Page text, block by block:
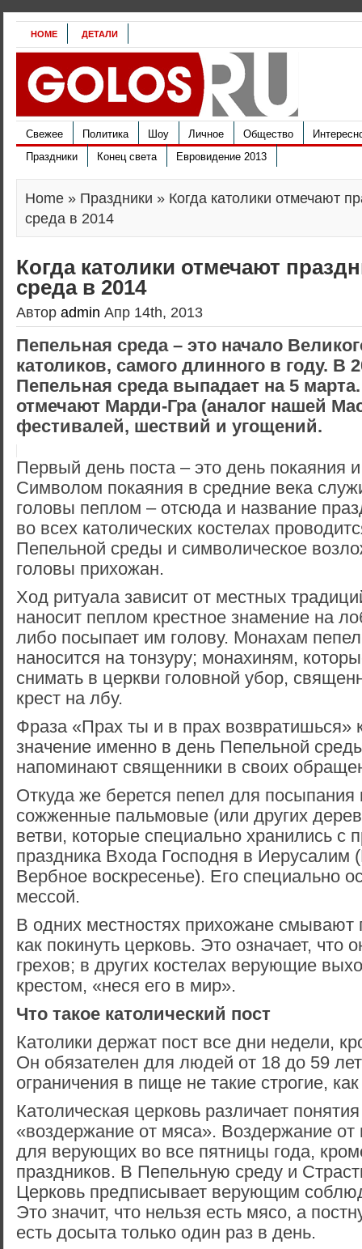
HOME ДЕТАЛИ
Свежее Политика Шоу Личное Общество
Праздники
Конец света Евровидение 2013
Home » Праздники » Когда католики отмечают
среда в 2014
Когда католики отмечают
среда в 2014
Автор admin Апр 14th, 2013
Пепельная среда – это начало
католиков, самого длинного в году. В
Пепельная среда выпадает на 5
отмечают Марди-Гра (аналог нашей
фестивалей, шествий и угощений.
Первый день поста – это день покаяния
Символом покаяния в средние века
головы пеплом – отсюда и название
во всех католических костелах
Пепельной среды и символическое
головы прихожан.
Ход ритуала зависит от местных
наносит пеплом крестное знамение на
либо посыпает им голову. Монахам
наносится на тонзуру; монахиням,
снимать в церкви головной убор,
крест на лбу.
Фраза «Прах ты и в прах возвратишься»
значение именно в день Пепельной
напоминают священники в своих
Откуда же берется пепел для посыпания
сожженные пальмовые (или других
ветви, которые специально хранились с
праздника Входа Господня в Иерусалим
Вербное воскресенье). Его специально
мессой.
В одних местностях прихожане смывают
как покинуть церковь. Это означает, что
грехов; в других костелах верующие
крестом, «неся его в мир».
Что такое католический пост
Католики держат пост все дни недели,
Он обязателен для людей от 18 до 59
ограничения в пище не такие строгие,
Католическая церковь различает
«воздержание от мяса». Воздержание от
для верующих во все пятницы года,
праздников. В Пепельную среду и
Церковь предписывает верующим
Это значит, что нельзя есть мясо, а
есть досыта только один раз в день.